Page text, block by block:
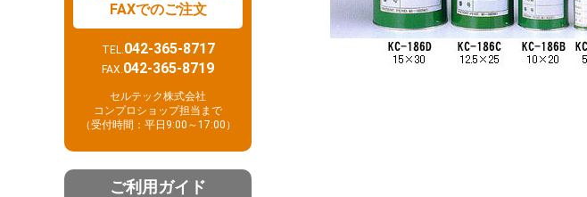
FAXでのご注文
TEL.042-365-8717
FAX.042-365-8719
セルテック株式会社
コンプロショップ担当まで
（受付時間：平日9:00～17:00）
ご利用ガイド